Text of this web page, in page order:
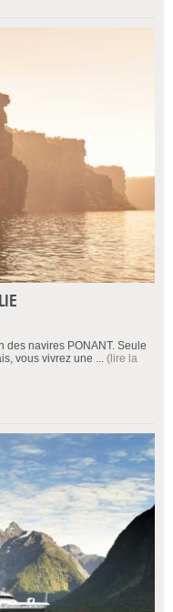
des navires PONANT. Seule
vous vivrez une ... (lire la